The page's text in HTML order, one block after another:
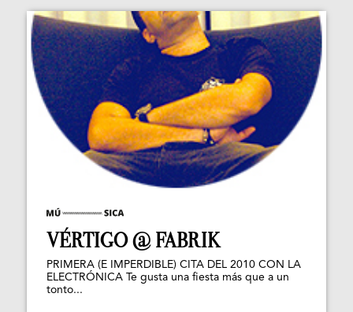
VÉRTIGO @ FABRIK
PRIMERA (E IMPERDIBLE) CITA DEL 2010 CON LA
ELECTRÓNICA Te gusta una fiesta más que a un
tonto...